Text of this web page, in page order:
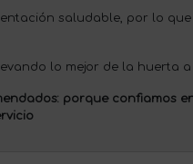
saludable, por lo
lo mejor de la huerta
porque confiamos